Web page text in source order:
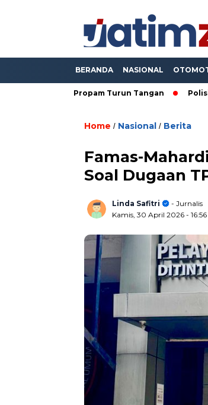
BERANDA NASIONAL
Propam Turun Tangan Polisi Tembak
Home / Nasional / Berita
Famas-
Soal Dugaan
Linda Safitri
- Jurnalis
Kamis, 30 April 2026 -